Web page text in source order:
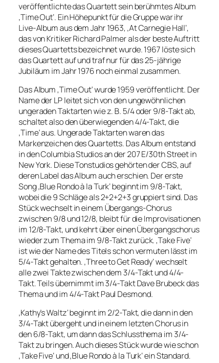
veröffentlichte das Quartett sein berühmtes Album
‚Time Out‘. Ein Höhepunkt für die Gruppe war ihr
Live-Album aus dem Jahr 1963, ‚At Carnegie Hall‘,
das von Kritiker Richard Palmer als der beste Auftritt
dieses Quartetts bezeichnet wurde. 1967 löste sich
das Quartett auf und traf nur für das 25-jährige
Jubiläum im Jahr 1976 noch einmal zusammen.
Das Album ‚Time Out‘ wurde 1959 veröffentlicht. Der
Name der LP leitet sich von den ungewöhnlichen
ungeraden Taktarten wie z. B. 5/4 oder 9/8-Takt ab,
schaltet also den überwiegenden 4/4-Takt, die
‚Time‘ aus. Ungerade Taktarten waren das
Markenzeichen des Quartetts. Das Album entstand
in den Columbia Studios an der 207 E/30th Street in
New York. Diese Tonstudios gehörten der CBS, auf
deren Label das Album auch erschien. Der erste
Song ‚Blue Rondo à la Turk‘ beginnt im 9/8-Takt,
wobei die 9 Schläge als 2+2+2+3 gruppiert sind. Das
Stück wechselt in einem Übergangs-Chorus
zwischen 9/8 und 12/8, bleibt für die Improvisationen
im 12/8-Takt, und kehrt über einen Übergangschorus
wieder zum Thema im 9/8-Takt zurück. ‚Take Five‘
ist wie der Name des Titels schon vermuten lässt im
5/4-Takt gehalten. ‚Three to Get Ready‘ wechselt
alle zwei Takte zwischen dem 3/4-Takt und 4/4-
Takt. Teils übernimmt im 3/4-Takt Dave Brubeck das
Thema und im 4/4-Takt Paul Desmond.
‚Kathy’s Waltz‘ beginnt im 2/2-Takt, die dann in den
3/4-Takt übergeht und in einem letzten Chorus in
den 6/8-Takt, um dann das Schlussthema im 3/4-
Takt zu bringen. Auch dieses Stück wurde wie schon
‚Take Five‘ und ‚Blue Rondo à la Turk‘ ein Standard.